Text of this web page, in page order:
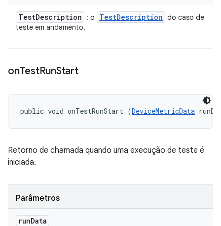
TestDescription : o TestDescription do caso de
teste em andamento.
onTestRunStart
public void onTestRunStart (DeviceMetricData
Retorno de chamada quando uma execução de teste é
iniciada.
Parâmetros
runData